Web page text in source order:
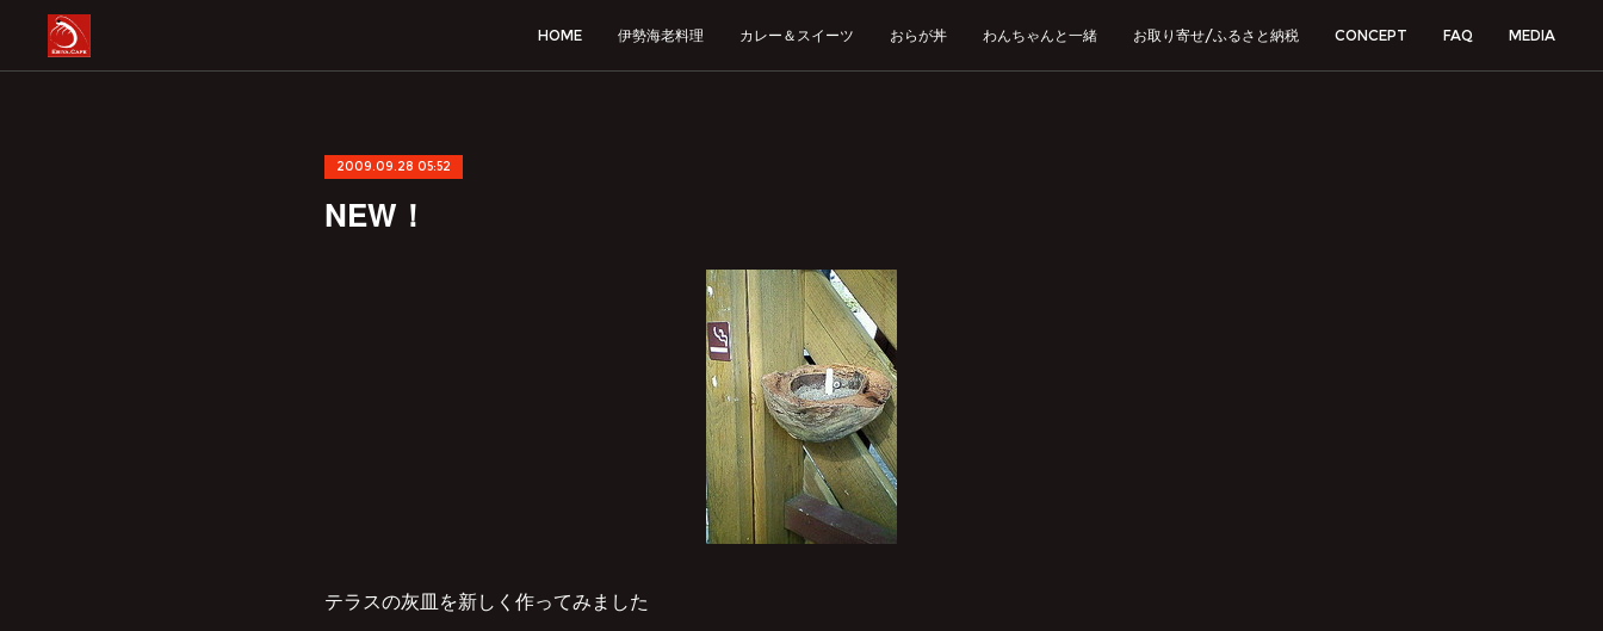
HOME 伊勢海老料理 カレー＆スイーツ おらが丼 わんちゃんと一緒 お取り寄せ/ふるさと納税 CONCEPT FAQ MEDIA
2009.09.28 05:52
NEW！
テラスの灰皿を新しく作ってみました